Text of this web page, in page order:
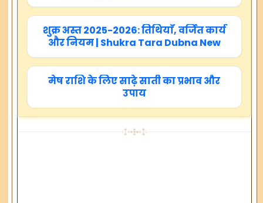
शुक्र अस्त 2025-2026: तिथियाँ, वर्जित कार्य
और नियम | Shukra Tara Dubna New
मेष राशि के लिए साढ़े साती का प्रभाव और
उपाय